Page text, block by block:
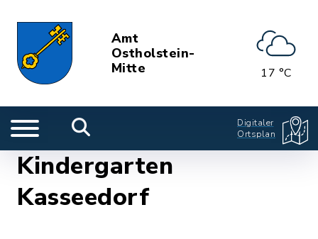
Amt
Ostholstein-
Mitte
17 °C
Digitaler
Ortsplan
Kindergarten
Kasseedorf